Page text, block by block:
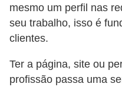
mesmo um perfil nas
seu trabalho, isso é
clientes.
Ter a página, site ou
profissão passa uma
E
l
e
t
r